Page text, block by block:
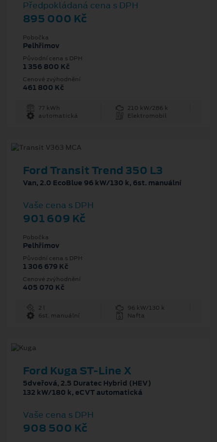
Předpokládaná cena s DPH
895 000 Kč
Pobočka
Pelhřimov
Původní cena s DPH
1 356 800 Kč
Cenové zvýhodnění
461 800 Kč
77 kWh
210 kW/286 k
automatická
Elektromobil
Ford Transit Trend 350 L3
Van, 2.0 EcoBlue 96 kW/130 k, 6st. manuální
Vaše cena s DPH
901 609 Kč
Pobočka
Pelhřimov
Původní cena s DPH
1 306 679 Kč
Cenové zvýhodnění
405 070 Kč
2 l
96 kW/130 k
6st. manuální
Nafta
Ford Kuga ST-Line X
5dveřová, 2.5 Duratec Hybrid (HEV)
132 kW/180 k, eCVT automatická
Vaše cena s DPH
908 500 Kč